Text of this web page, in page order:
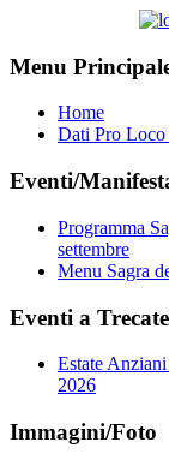
Menu
Home
Dati Pro Loco
Eventi/
Programma
settembre
Menu Sagra
Eventi a Trecate
Estate
2026
Immagini/Foto